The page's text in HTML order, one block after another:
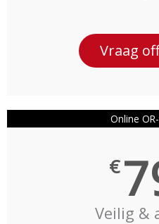
Vraag
Online
€
Veilig &